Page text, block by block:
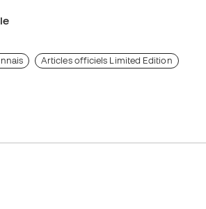
Articles officiels Limited Edition